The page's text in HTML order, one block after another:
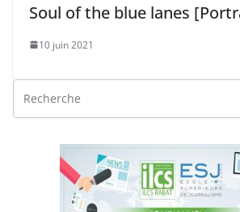
Soul of the blue lanes
10 juin 2021